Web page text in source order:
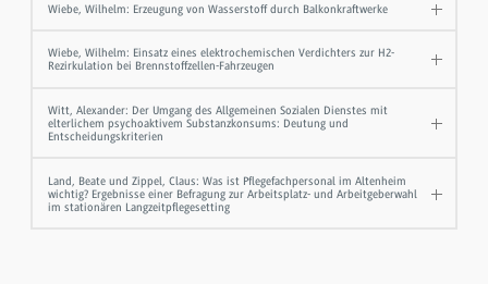
Wiebe, Wilhelm: Erzeugung von Wasserstoff durch Balkonkraftwerke
Wiebe, Wilhelm: Einsatz eines elektrochemischen Verdichters zur H2-
Rezirkulation bei Brennstoffzellen-Fahrzeugen
Witt, Alexander: Der Umgang des Allgemeinen Sozialen Dienstes mit
elterlichem psychoaktivem Substanzkonsums: Deutung und
Entscheidungskriterien
Land, Beate und Zippel, Claus: Was ist Pflegefachpersonal im Altenheim
wichtig? Ergebnisse einer Befragung zur Arbeitsplatz- und Arbeitgeberwahl
im stationären Langzeitpflegesetting